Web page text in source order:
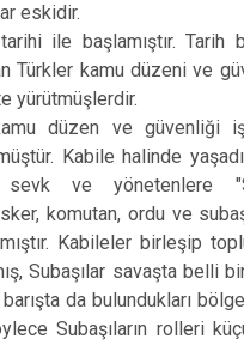
eskidir.
ile başlamıştır. Tarih
Türkler kamu düzeni ve
yürütmüşlerdir.
düzen ve güvenliği
Kabile halinde
ve yönetenlere
komutan, ordu ve
Kabileler birleşip
Subaşılar savaşta belli
da bulundukları
Subaşıların rolleri